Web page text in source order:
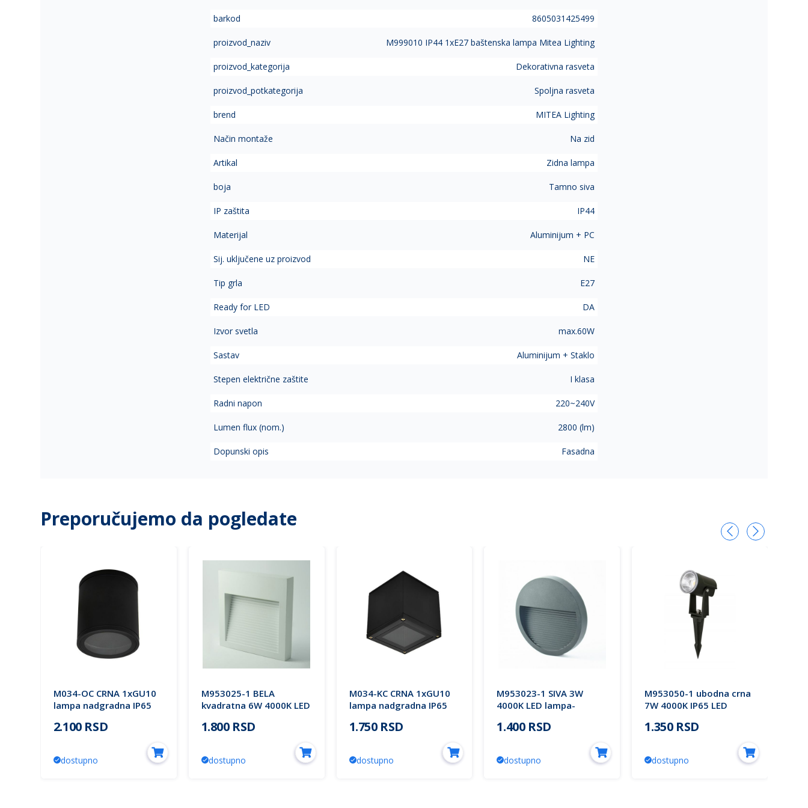
barkod 8605031425499
proizvod_naziv M999010 IP44 1xE27 baštenska lampa Mitea Lighting
proizvod_kategorija Dekorativna rasveta
proizvod_potkategorija Spoljna rasveta
brend MITEA Lighting
Način montaže Na zid
Artikal Zidna lampa
boja Tamno siva
IP zaštita IP44
Materijal Aluminijum + PC
Sij. uključene uz proizvod NE
Tip grla E27
Ready for LED DA
Izvor svetla max.60W
Sastav Aluminijum + Staklo
Stepen električne zaštite I klasa
Radni napon 220~240V
Lumen flux (nom.) 2800 (lm)
Dopunski opis Fasadna
Preporučujemo da pogledate
M034-OC CRNA 1xGU10
lampa nadgradna IP65
2.100 RSD
dostupno
M953025-1 BELA
kvadratna 6W 4000K LED
nadgradna IP65 Mitea
1.800 RSD
dostupno
M034-KC CRNA 1xGU10
lampa nadgradna IP65
1.750 RSD
dostupno
M953023-1 SIVA 3W
4000K LED lampa-
Mitea Lighting
1.400 RSD
dostupno
M953050-1 ubodna crna
7W 4000K IP65 LED
Mitea Lighting
1.350 RSD
dostupno